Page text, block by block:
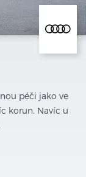
péči jako ve
korun. Navíc u